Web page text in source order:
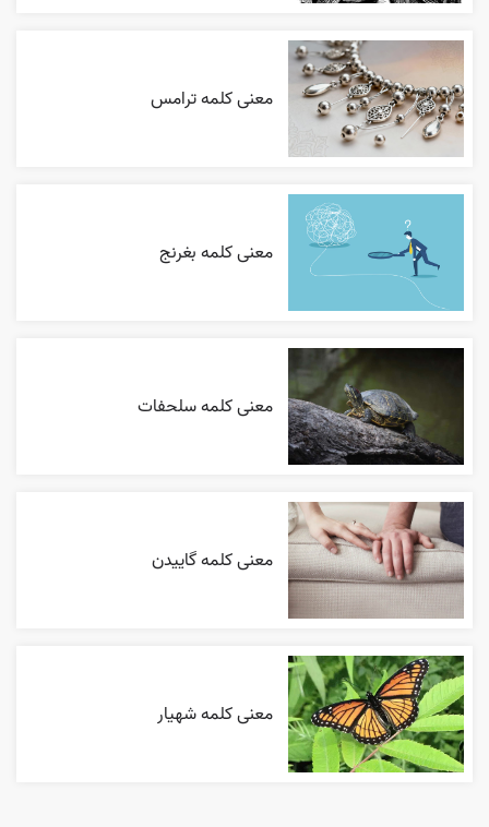
معنی کلمه ترامس
معنی کلمه بغرنج
معنی کلمه سلحفات
معنی کلمه گاییدن
معنی کلمه شهیار